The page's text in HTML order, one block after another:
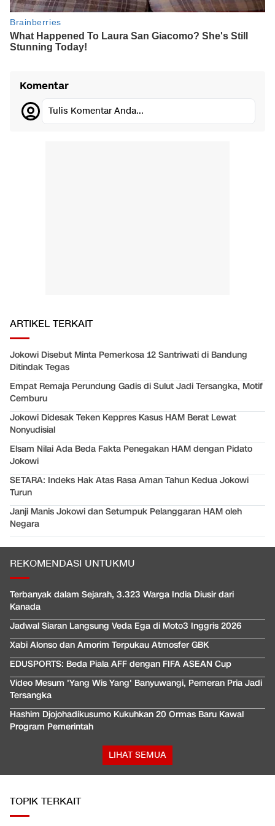
Komentar
Tulis Komentar Anda...
ARTIKEL TERKAIT
Jokowi Disebut Minta Pemerkosa 12 Santriwati di Bandung
Ditindak Tegas
Empat Remaja Perundung Gadis di Sulut Jadi Tersangka, Motif
Cemburu
Jokowi Didesak Teken Keppres Kasus HAM Berat Lewat
Nonyudisial
Elsam Nilai Ada Beda Fakta Penegakan HAM dengan Pidato
Jokowi
SETARA: Indeks Hak Atas Rasa Aman Tahun Kedua Jokowi
Turun
Janji Manis Jokowi dan Setumpuk Pelanggaran HAM oleh
Negara
REKOMENDASI UNTUKMU
Terbanyak dalam Sejarah, 3.323 Warga India Diusir dari
Kanada
Jadwal Siaran Langsung Veda Ega di Moto3 Inggris 2026
Xabi Alonso dan Amorim Terpukau Atmosfer GBK
EDUSPORTS: Beda Piala AFF dengan FIFA ASEAN Cup
Video Mesum 'Yang Wis Yang' Banyuwangi, Pemeran Pria Jadi
Tersangka
Hashim Djojohadikusumo Kukuhkan 20 Ormas Baru Kawal
Program Pemerintah
LIHAT SEMUA
TOPIK TERKAIT